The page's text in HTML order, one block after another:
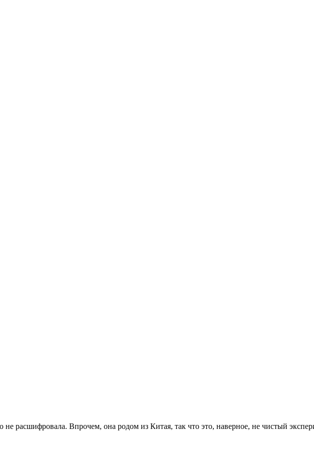
расшифровала. Впрочем, она родом из Китая, так что это, наверное, не чистый